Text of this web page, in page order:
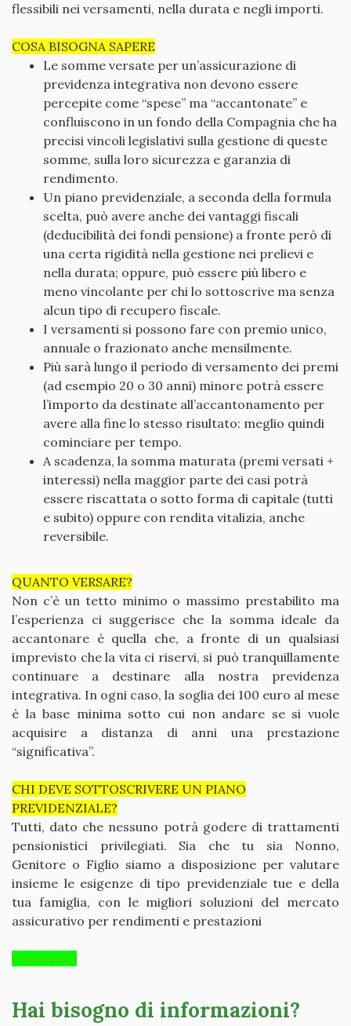
flessibili nei versamenti, nella durata e negli importi.
COSA BISOGNA SAPERE
Le somme versate per un’assicurazione di
previdenza integrativa non devono essere
percepite come “spese” ma “accantonate” e
confluiscono in un fondo della Compagnia che ha
precisi vincoli legislativi sulla gestione di queste
somme, sulla loro sicurezza e garanzia di
rendimento.
Un piano previdenziale, a seconda della formula
scelta, può avere anche dei vantaggi fiscali
(deducibilità dei fondi pensione) a fronte però di
una certa rigidità nella gestione nei prelievi e
nella durata; oppure, può essere più libero e
meno vincolante per chi lo sottoscrive ma senza
alcun tipo di recupero fiscale.
I versamenti si possono fare con premio unico,
annuale o frazionato anche mensilmente.
Più sarà lungo il periodo di versamento dei premi
(ad esempio 20 o 30 anni) minore potrà essere
l’importo da destinate all’accantonamento per
avere alla fine lo stesso risultato: meglio quindi
cominciare per tempo.
A scadenza, la somma maturata (premi versati +
interessi) nella maggior parte dei casi potrà
essere riscattata o sotto forma di capitale (tutti
e subito) oppure con rendita vitalizia, anche
reversibile.
QUANTO VERSARE?
Non c’è un tetto minimo o massimo prestabilito ma
l’esperienza ci suggerisce che la somma ideale da
accantonare è quella che, a fronte di un qualsiasi
imprevisto che la vita ci riservi, si può tranquillamente
continuare a destinare alla nostra previdenza
integrativa. In ogni caso, la soglia dei 100 euro al mese
è la base minima sotto cui non andare se si vuole
acquisire a distanza di anni una prestazione
“significativa”.
CHI DEVE SOTTOSCRIVERE UN PIANO
PREVIDENZIALE?
Tutti, dato che nessuno potrà godere di trattamenti
pensionistici privilegiati. Sia che tu sia Nonno,
Genitore o Figlio siamo a disposizione per valutare
insieme le esigenze di tipo previdenziale tue e della
tua famiglia, con le migliori soluzioni del mercato
assicurativo per rendimenti e prestazioni
Contattaci
Hai bisogno di informazioni?